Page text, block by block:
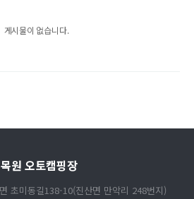
게시물이 없습니다.
원 오토캠핑장
초미동길138-10(진산면 만악리 248번지)